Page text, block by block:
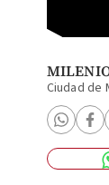
Ciudad de